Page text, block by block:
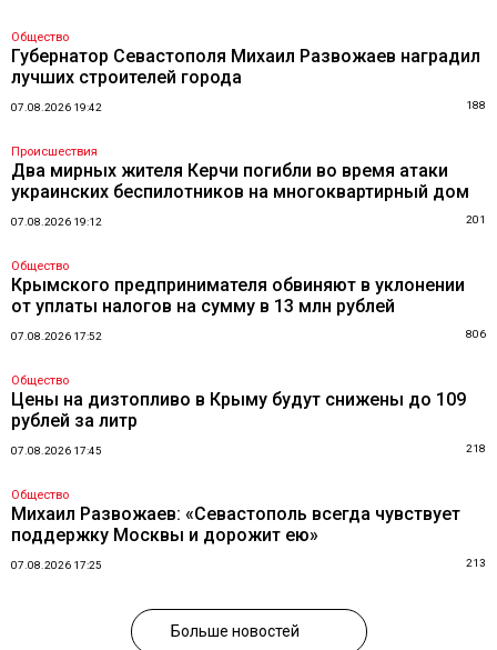
Общество
Губернатор Севастополя Михаил Развожаев наградил
лучших строителей города
07.08.2026 19:42 188
Происшествия
Два мирных жителя Керчи погибли во время атаки
украинских беспилотников на многоквартирный дом
07.08.2026 19:12 201
Общество
Крымского предпринимателя обвиняют в уклонении
от уплаты налогов на сумму в 13 млн рублей
07.08.2026 17:52 806
Общество
Цены на дизтопливо в Крыму будут снижены до 109
рублей за литр
07.08.2026 17:45 218
Общество
Михаил Развожаев: «Севастополь всегда чувствует
поддержку Москвы и дорожит ею»
07.08.2026 17:25 213
Больше новостей